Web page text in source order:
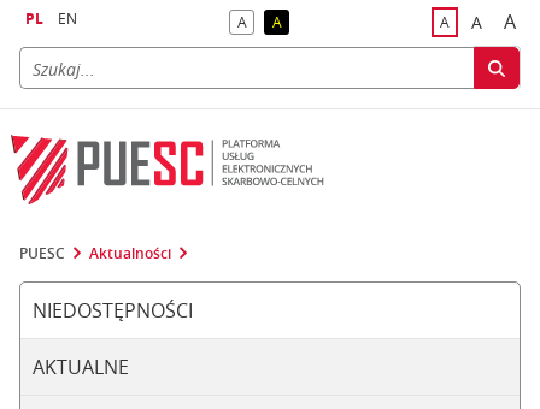
PL EN Akontrast domyślny
Akontrast żółty tekst na czarnym tle
Adomyślna
A A
PUESC Aktualności
NIEDOSTĘPNOŚCI
AKTUALNE